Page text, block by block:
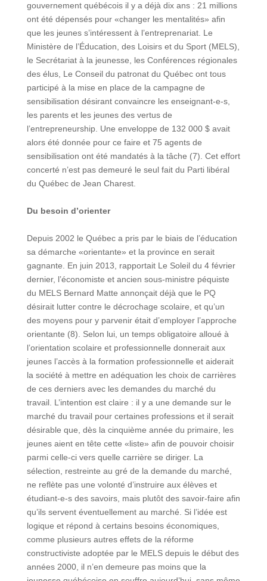
gouvernement québécois il y a déjà dix ans : 21 millions
ont été dépensés pour «changer les mentalités» afin
que les jeunes s’intéressent à l’entreprenariat. Le
Ministère de l’Éducation, des Loisirs et du Sport (MELS),
le Secrétariat à la jeunesse, les Conférences régionales
des élus, Le Conseil du patronat du Québec ont tous
participé à la mise en place de la campagne de
sensibilisation désirant convaincre les enseignant-e-s,
les parents et les jeunes des vertus de
l’entrepreneurship. Une enveloppe de 132 000 $ avait
alors été donnée pour ce faire et 75 agents de
sensibilisation ont été mandatés à la tâche (7). Cet effort
concerté n’est pas demeuré le seul fait du Parti libéral
du Québec de Jean Charest.
Du besoin d’orienter
Depuis 2002 le Québec a pris par le biais de l’éducation
sa démarche «orientante» et la province en serait
gagnante. En juin 2013, rapportait Le Soleil du 4 février
dernier, l’économiste et ancien sous-ministre péquiste
du MELS Bernard Matte annonçait déjà que le PQ
désirait lutter contre le décrochage scolaire, et qu’un
des moyens pour y parvenir était d’employer l’approche
orientante (8). Selon lui, un temps obligatoire alloué à
l’orientation scolaire et professionnelle donnerait aux
jeunes l’accès à la formation professionnelle et aiderait
la société à mettre en adéquation les choix de carrières
de ces derniers avec les demandes du marché du
travail. L’intention est claire : il y a une demande sur le
marché du travail pour certaines professions et il serait
désirable que, dès la cinquième année du primaire, les
jeunes aient en tête cette «liste» afin de pouvoir choisir
parmi celle-ci vers quelle carrière se diriger. La
sélection, restreinte au gré de la demande du marché,
ne reflète pas une volonté d’instruire aux élèves et
étudiant-e-s des savoirs, mais plutôt des savoir-faire afin
qu’ils servent éventuellement au marché. Si l’idée est
logique et répond à certains besoins économiques,
comme plusieurs autres effets de la réforme
constructiviste adoptée par le MELS depuis le début des
années 2000, il n’en demeure pas moins que la